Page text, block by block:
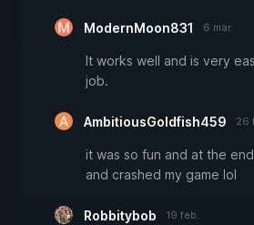
ModernMoon831 6 mar.
It works well and is very
job.
AmbitiousGoldfish459 26
it was so fun and at the
and crashed my game lol
Robbitybob 19 feb.